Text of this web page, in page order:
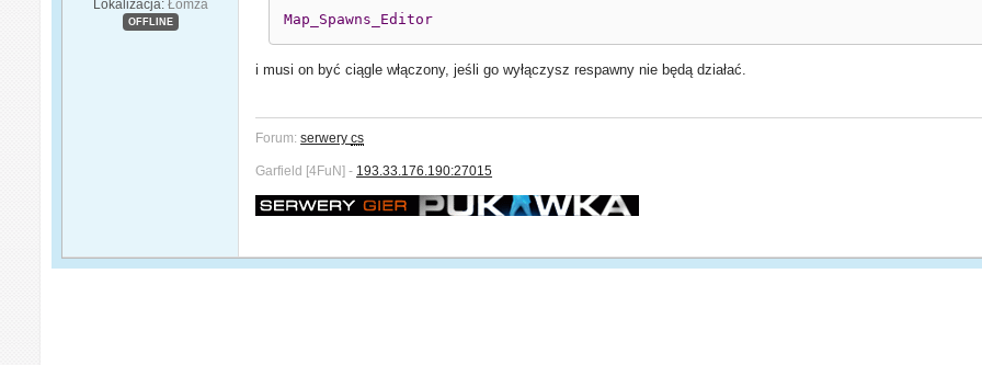
Lokalizacja: Łomża
OFFLINE Map_Spawns_Editor
i musi on być ciągle włączony, jeśli go wyłączysz respawny nie będą działać.
Forum:serwerycs
Garfield [4FuN] - 193.33.176.190:27015